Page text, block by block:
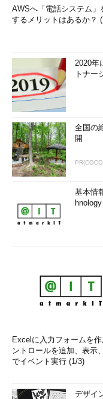
AWSへ「電話システム」
するメリットはあるか？
2020年
トナー
全国の
開
基本情
Excelに入力フォームを作
ントロールを追加、表示
でイベント実行 (1/3)
デザイ